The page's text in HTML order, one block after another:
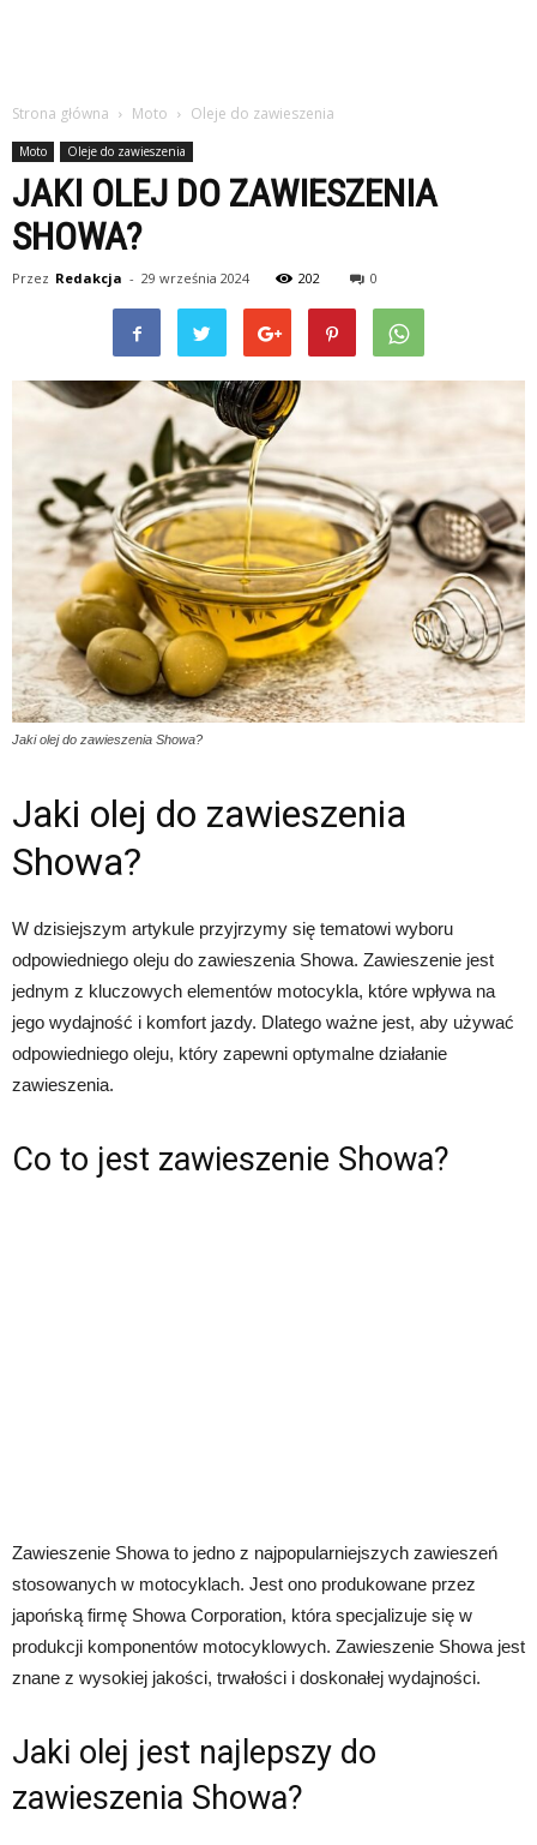
Strona główna Moto Oleje do zawieszenia
Moto Oleje do zawieszenia
JAKI OLEJ DO ZAWIESZENIA
SHOWA?
Przez Redakcja - 29 września 2024 202 0
Jaki olej do zawieszenia Showa?
Jaki olej do zawieszenia
Showa?
W dzisiejszym artykule przyjrzymy się tematowi wyboru
odpowiedniego oleju do zawieszenia Showa. Zawieszenie jest
jednym z kluczowych elementów motocykla, które wpływa na
jego wydajność i komfort jazdy. Dlatego ważne jest, aby używać
odpowiedniego oleju, który zapewni optymalne działanie
zawieszenia.
Co to jest zawieszenie Showa?
Zawieszenie Showa to jedno z najpopularniejszych zawieszeń
stosowanych w motocyklach. Jest ono produkowane przez
japońską firmę Showa Corporation, która specjalizuje się w
produkcji komponentów motocyklowych. Zawieszenie Showa jest
znane z wysokiej jakości, trwałości i doskonałej wydajności.
Jaki olej jest najlepszy do
zawieszenia Showa?